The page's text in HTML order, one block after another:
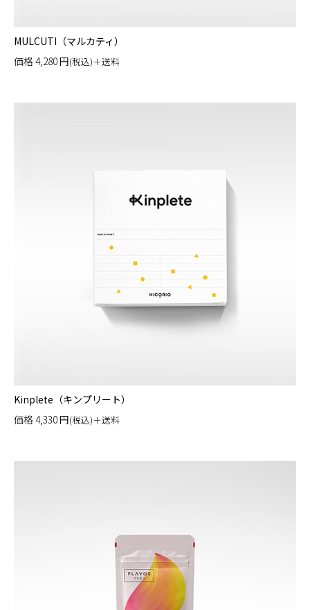
MULCUTI（マルカティ）
価格4,280円(税込)＋送料
Kinplete（キンプリート）
価格4,330円(税込)＋送料